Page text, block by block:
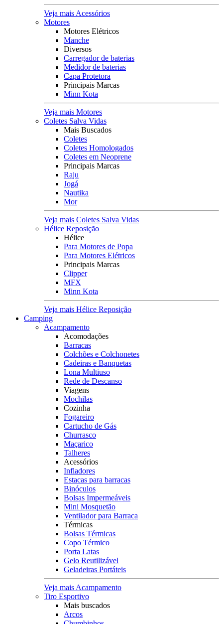
Veja mais Acessórios
Motores
Motores Elétricos
Manche
Diversos
Carregador de baterias
Medidor de baterias
Capa Protetora
Principais Marcas
Minn Kota
Veja mais Motores
Coletes Salva Vidas
Mais Buscados
Coletes
Coletes Homologados
Coletes em Neoprene
Principais Marcas
Raju
Jogá
Nautika
Mor
Veja mais Coletes Salva Vidas
Hélice Reposição
Hélice
Para Motores de Popa
Para Motores Elétricos
Principais Marcas
Clipper
MFX
Minn Kota
Veja mais Hélice Reposição
Camping
Acampamento
Acomodações
Barracas
Colchões e Colchonetes
Cadeiras e Banquetas
Lona Multiuso
Rede de Descanso
Viagens
Mochilas
Cozinha
Fogareiro
Cartucho de Gás
Churrasco
Maçarico
Talheres
Acessórios
Infladores
Estacas para barracas
Binóculos
Bolsas Impermeáveis
Mini Mosquetão
Ventilador para Barraca
Térmicas
Bolsas Térmicas
Copo Térmico
Porta Latas
Gelo Reutilizável
Geladeiras Portáteis
Veja mais Acampamento
Tiro Esportivo
Mais buscados
Arcos